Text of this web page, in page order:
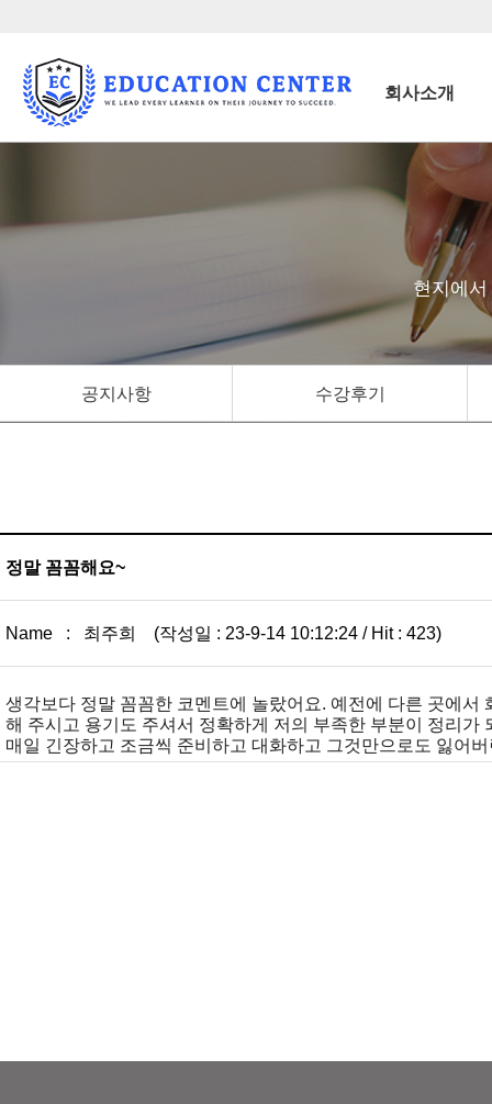
회사소개
현지에
공지사항 수강후기
정말 꼼꼼해요~
Name : 최주희 (작성일 : 23-9-14 10:12:24 / Hit : 423)
생각보다 정말 꼼꼼한 코멘트에 놀랐어요. 예전에 다른 곳에
해 주시고 용기도 주셔서 정확하게 저의 부족한 부분이 정리
매일 긴장하고 조금씩 준비하고 대화하고 그것만으로도 잃어